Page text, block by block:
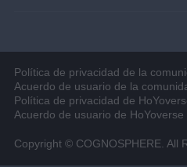
Política de privacidad de la
Acuerdo de usuario de la
Política de privacidad de
Acuerdo de usuario de HoYoverse
Copyright © COGNOSPHERE. All